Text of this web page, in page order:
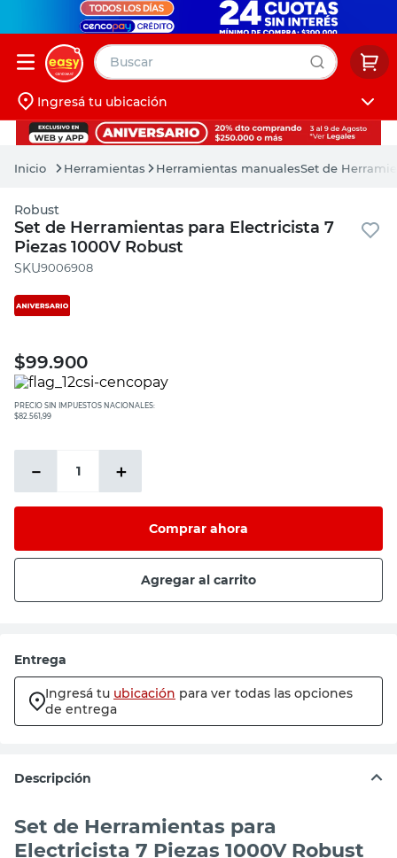
Buscar
Iniciá sesión
Ingresá tu ubicación
Herramientas Herramientas manualesSet de
Robust
Set de Herramientas para Electricista 7
Piezas 1000V Robust
:9006908
$99.900
PRECIO SIN IMPUESTOS NACIONALES:
$82.561,99
＋
－
Comprar ahora
Agregar al carrito
Entrega
Ingresá tu ubicación para ver todas las opciones
de entrega
Descripción
Set de Herramientas para
Electricista 7 Piezas 1000V Robust
muebles
pintura
escritorio
puertas
placard